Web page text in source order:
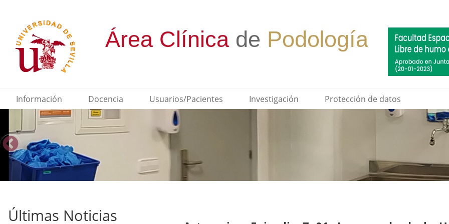
Información Docencia Usuarios/Pacientes Investigación Protección de datos
Últimas Noticias